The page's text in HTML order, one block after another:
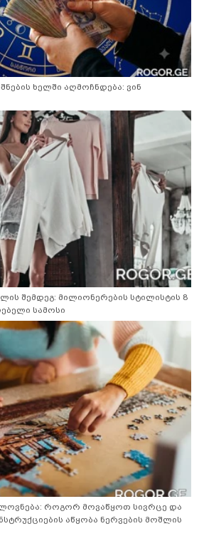
ხელში აღმოჩნდება: ვინ
შემდეგ: მილიონერების სტილისტის 8
სამოსი
როგორ მოვაწყოთ სივრცე და
აწყობა ნერვების მოშლის